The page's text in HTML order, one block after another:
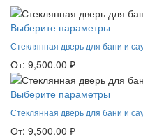
Выберите параметры
Стеклянная дверь для бани и
От: 9,500.00 ₽
Выберите параметры
Стеклянная дверь для бани и
От: 9,500.00 ₽